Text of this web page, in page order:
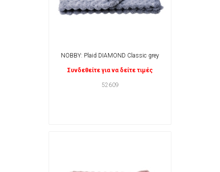
NOBBY: Plaid DIAMOND Classic grey
Συνδεθείτε για να δείτε τιμές
52609